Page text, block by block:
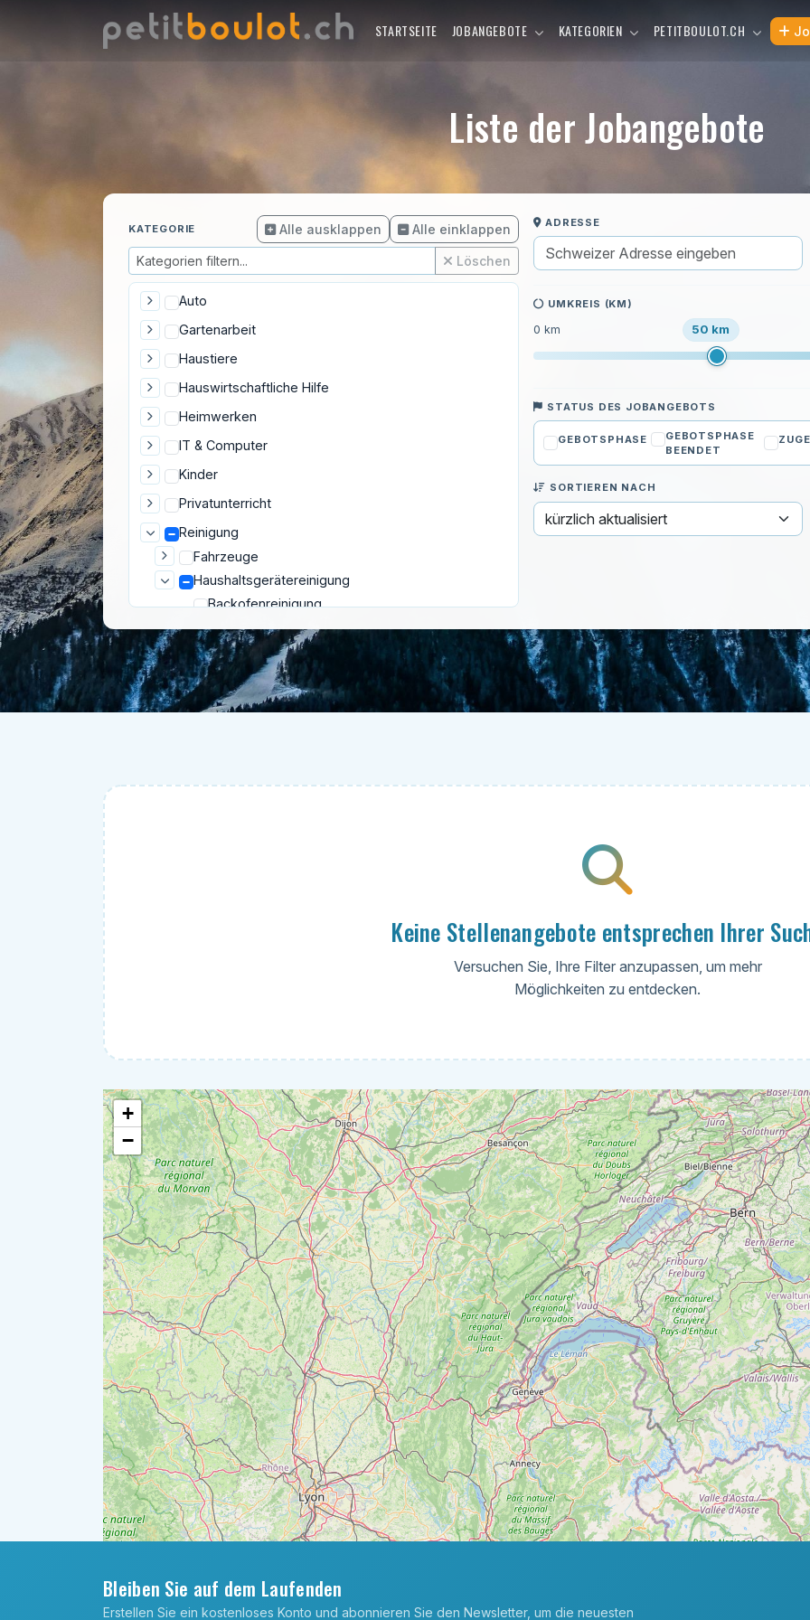
STARTSEITE JOBANGEBOTE KATEGORIEN PETITBOULOT.CH
Liste der Jobangebote
KATEGORIE Alle ausklappen Alle einklappen
Löschen
Auto
Gartenarbeit
Haustiere
Hauswirtschaftliche Hilfe
Heimwerken
IT & Computer
Kinder
Privatunterricht
Reinigung
Fahrzeuge
Haushaltsgerätereinigung
Backofenreinigung
Dunstabzugshaubenreinigung
Gefrierschrankreinigung
Kühlschrankreinigung
Hausputz
ADRESSE
UMKREIS (KM)
0 km 50 km
STATUS DES JOBANGEBOTS
GEBOTSPHASE
GEBOTSPHASE
BEENDET
SORTIEREN NACH
Keine Stellenangebote entsprechen Ihrer
Versuchen Sie, Ihre Filter anzupassen, um mehr
Möglichkeiten zu entdecken.
+
−
Bleiben Sie auf dem Laufenden
Erstellen Sie ein kostenloses Konto und abonnieren Sie den Newsletter, um die neuesten